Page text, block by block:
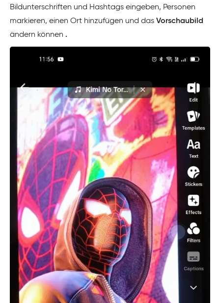
Bildunterschriften und Hashtags eingeben, Personen
markieren, einen Ort hinzufügen und das Vorschaubild
ändern können .